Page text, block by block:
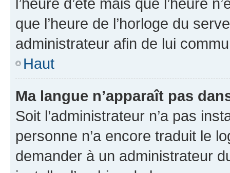
que l’heure de l’horloge du
administrateur afin de lui
Haut
Ma langue n’apparaît pas
Soit l’administrateur n’a pas
personne n’a encore traduit le
demander à un administrateur